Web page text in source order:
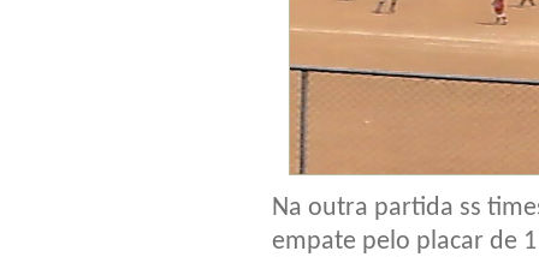
Na outra partida ss
empate pelo placar de